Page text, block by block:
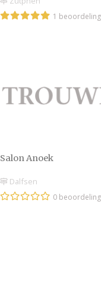
1 beoordeling
Salon Anoek
Dalfsen
0 beoordeling